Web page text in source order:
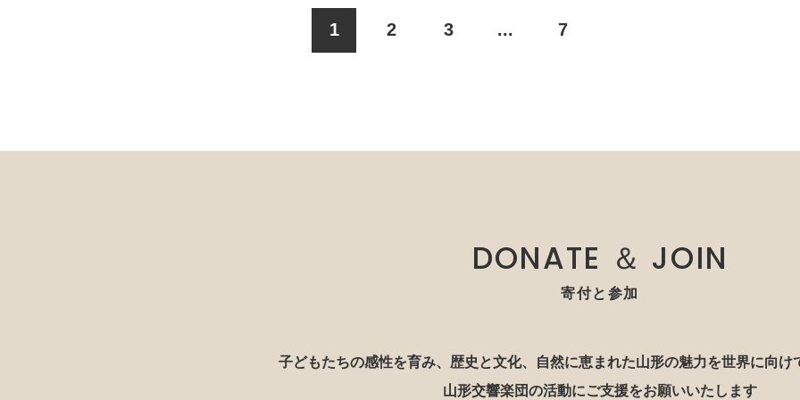
1 2 3 ... 7
DONATE ＆ JOIN
寄付と参加
子どもたちの感性を育み、歴史と文化、自然に恵まれた山形の魅力を世界に向け
山形交響楽団の活動にご支援をお願いいたします